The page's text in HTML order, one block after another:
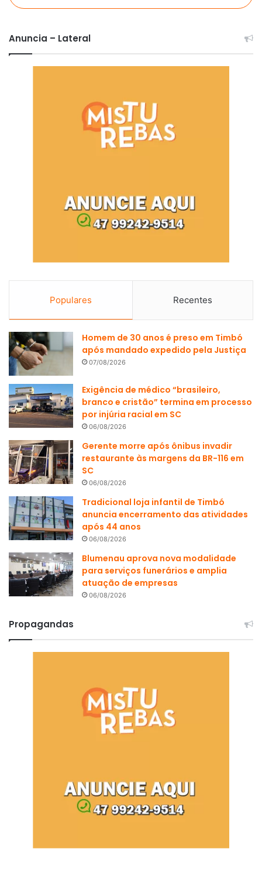
Anuncia – Lateral
Populares Recentes
Homem de 30 anos é preso em Timbó
após mandado expedido pela Justiça
07/08/2026
Exigência de médico “brasileiro,
branco e cristão” termina em processo
por injúria racial em SC
06/08/2026
Gerente morre após ônibus invadir
restaurante às margens da BR-116 em
SC
06/08/2026
Tradicional loja infantil de Timbó
anuncia encerramento das atividades
após 44 anos
06/08/2026
Blumenau aprova nova modalidade
para serviços funerários e amplia
atuação de empresas
06/08/2026
Propagandas